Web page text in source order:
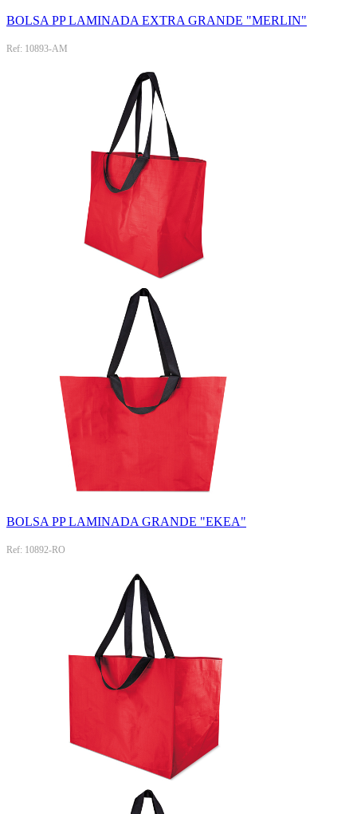
BOLSA PP LAMINADA EXTRA GRANDE "MERLIN"
Ref: 10893-AM
BOLSA PP LAMINADA GRANDE "EKEA"
Ref: 10892-RO